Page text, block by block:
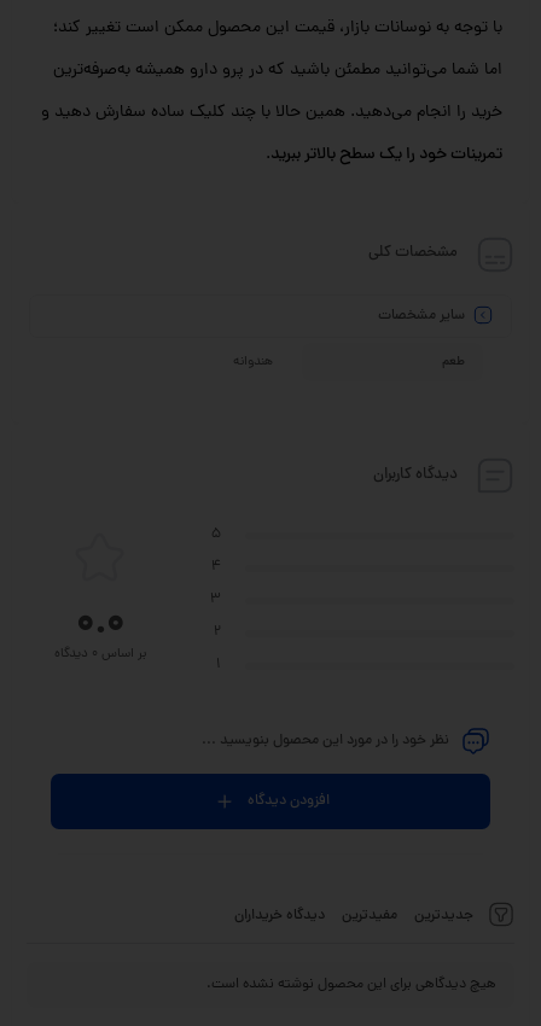
با توجه به نوسانات بازار، قیمت این محصول ممکن است تغییر کند؛
اما شما می‌توانید مطمئن باشید که در پرو دارو همیشه به‌صرفه‌ترین
خرید را انجام می‌دهید. همین حالا با چند کلیک ساده سفارش دهید و
تمرینات خود را یک سطح بالاتر ببرید.
مشخصات کلی
سایر مشخصات
طعم هندوانه
دیدگاه کاربران
جدیدترین مفیدترین دیدگاه خریداران
هیچ دیدگاهی برای این محصول نوشته نشده است.
5
4
3
2
1
0.0
بر اساس 0 دیدگاه
نظر خود را در مورد این محصول بنویسید ...
افزودن دیدگاه